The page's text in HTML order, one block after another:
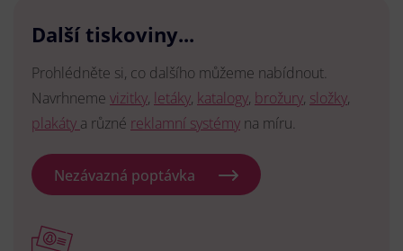
Další tiskoviny...
Prohlédněte si, co dalšího můžeme nabídnout.
Navrhneme vizitky, letáky, katalogy, brožury, složky,
plakáty a různé reklamní systémy na míru.
Nezávazná poptávka